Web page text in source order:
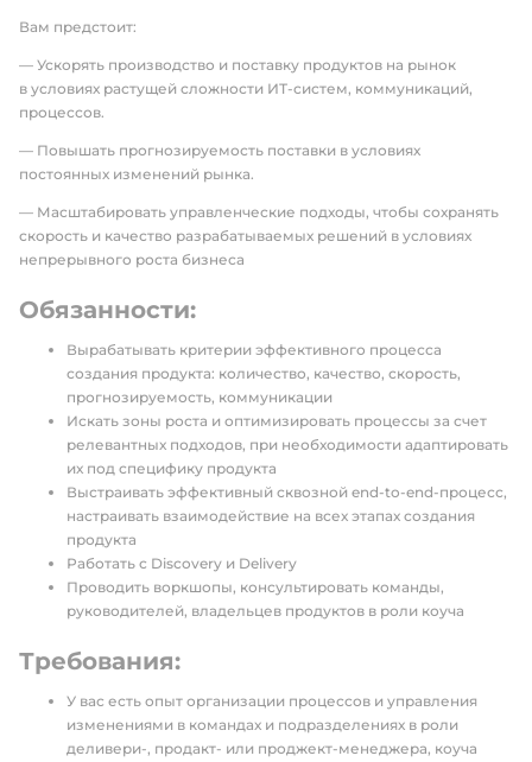
Вам предстоит:
— Ускорять производство и поставку продуктов на рынок
в условиях растущей сложности ИТ-систем, коммуникаций,
процессов.
— Повышать прогнозируемость поставки в условиях
постоянных изменений рынка.
— Масштабировать управленческие подходы, чтобы сохранять
скорость и качество разрабатываемых решений в условиях
непрерывного роста бизнеса
Обязанности:
Вырабатывать критерии эффективного процесса
создания продукта: количество, качество, скорость,
прогнозируемость, коммуникации
Искать зоны роста и оптимизировать процессы за счет
релевантных подходов, при необходимости адаптировать
их под специфику продукта
Выстраивать эффективный сквозной end-to-end-процесс,
настраивать взаимодействие на всех этапах создания
продукта
Работать с Discovery и Delivery
Проводить воркшопы, консультировать команды,
руководителей, владельцев продуктов в роли коуча
Требования:
У вас есть опыт организации процессов и управления
изменениями в командах и подразделениях в роли
деливери-, продакт- или проджект-менеджера, коуча